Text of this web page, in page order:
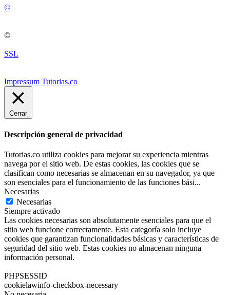
©
©
SSL
Impressum Tutorias.co
Cerrar
Descripción general de privacidad
Tutorias.co utiliza cookies para mejorar su experiencia mientras
navega por el sitio web. De estas cookies, las cookies que se
clasifican como necesarias se almacenan en su navegador, ya que
son esenciales para el funcionamiento de las funciones bási...
Necesarias
Necesarias
Siempre activado
Las cookies necesarias son absolutamente esenciales para que el
sitio web funcione correctamente. Esta categoría solo incluye
cookies que garantizan funcionalidades básicas y características de
seguridad del sitio web. Estas cookies no almacenan ninguna
información personal.
PHPSESSID
cookielawinfo-checkbox-necessary